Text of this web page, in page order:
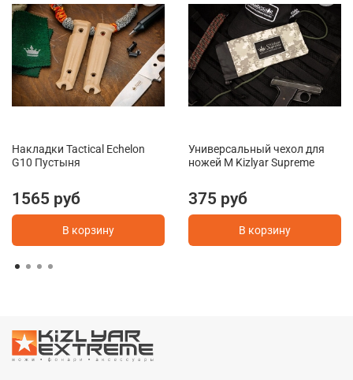
Накладки Tactical Echelon
G10 Пустыня
1565 руб
В корзину
Универсальный чехол для
ножей M Kizlyar Supreme
375 руб
В корзину